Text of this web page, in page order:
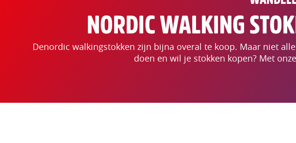
NORDIC WALKING
Denordic walkingstokken zijn bijna overal te koop. Maar niet
doen en wil je stokken kopen? Met